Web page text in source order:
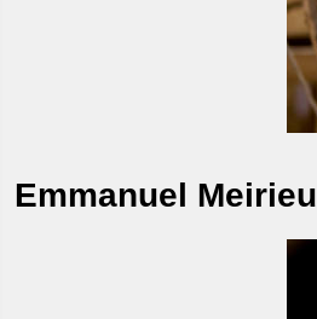
Emmanuel Meirieu